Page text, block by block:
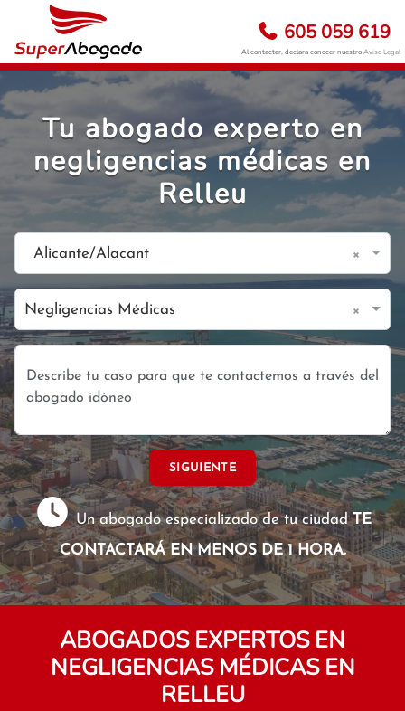
605 059 619
Al contactar, declara conocer nuestroAviso Legal
Tu abogado experto en
negligencias médicas en
Relleu
Alicante/Alacant ×
Negligencias Médicas ×
SIGUIENTE
Un abogado especializado de tu ciudadTE
CONTACTARÁ EN MENOS DE 1 HORA.
ABOGADOS EXPERTOS EN
NEGLIGENCIAS MÉDICAS EN
RELLEU